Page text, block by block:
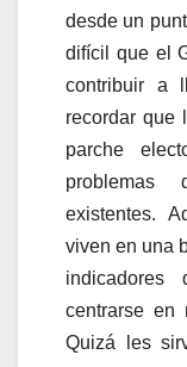
desde un
difícil que el
contribuir a
recordar que
parche
problemas
existentes.
viven en una
centrarse en
Quizá les